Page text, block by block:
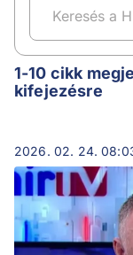
Vukics Ferenc
1-10 cikk
kifejezésre
2026. 02. 24.